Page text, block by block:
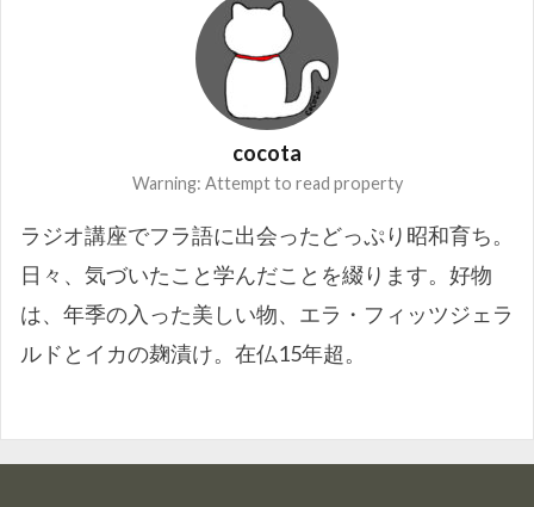
cocota
Warning: Attempt to read property
ラジオ講座でフラ語に出会ったどっぷり昭和育ち。
日々、気づいたこと学んだことを綴ります。好物
は、年季の入った美しい物、エラ・フィッツジェラ
ルドとイカの麹漬け。在仏15年超。